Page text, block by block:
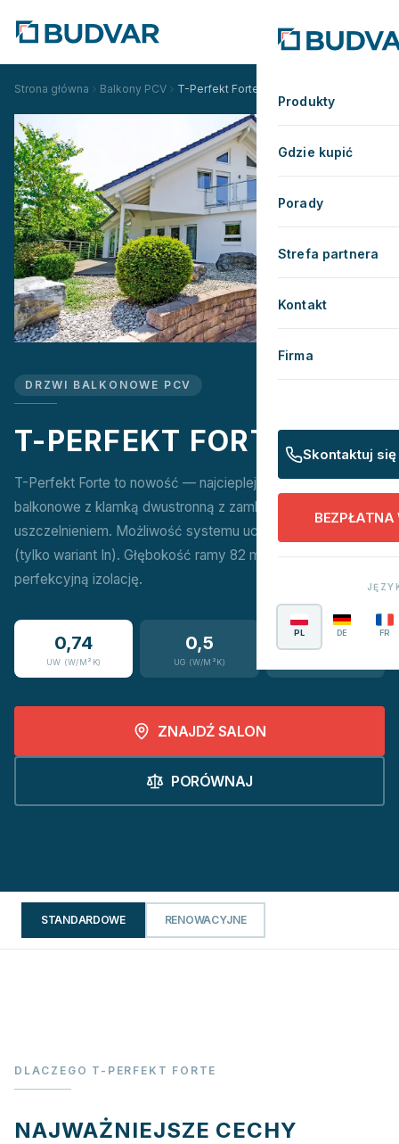
Produkty
Gdzie kupić
Porady
Strefa partnera
Kontakt
Firma
Skontaktuj
BEZPŁATNA
PL DE FR
Strona główna Balkony PCV T-Perfekt Forte Standardowe
DRZWI BALKONOWE PCV
T-PERFEKT FORTE
T-Perfekt Forte to nowość — najcieplejsze drzwi
balkonowe z klamką dwustronną z zamkiem i 3-stopniowym
uszczelnieniem. Możliwość systemu uchylno-przesuwnego
(tylko wariant In). Głębokość ramy 82 mm zapewnia
perfekcyjną izolację.
0,74
UW (W/M²K)
0,5
UG (W/M²K)
16
ZNAJDŹ SALON
PORÓWNAJ
STANDARDOWE RENOWACYJNE
DLACZEGO T-PERFEKT FORTE
NAJWAŻNIEJSZE CECHY